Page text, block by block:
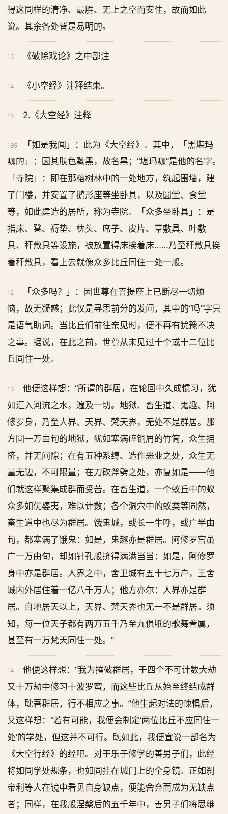
得这同样的清净、最胜、无上之空而安住，故而如此
说。其余各处皆是易明的。
13 《破除戏论》之中部注
14 《小空经》注释结束。
15 2.《大空经》注释
185
「如是我闻」：此为《大空经》。其中，「黑堪玛
咖的」：因其肤色黝黑，故名黑；“堪玛咖”是他的名字。
「寺院」：即在那榕树林中的一处地方，筑起围墙，建
了门楼，并安置了鹅形座等坐卧具，以及圆堂、食堂
等，如此建造的居所，称为寺院。「众多坐卧具」：是
指床、凳、褥垫、枕头、席子、皮片、草敷具、叶敷
具、秆敷具等设施，被放置得床挨着床……乃至秆敷具挨
着秆敷具，看上去就像众多比丘同住一处一般。
12
「众多吗？」：因世尊在菩提座上已断尽一切烦
恼，故无疑惑；此仅是寻思前分的发问，其中的“吗”字只
是语气助词。当比丘们前往亲见时，便不再有犹豫不决
之事。据说，在此之前，世尊从未见过十个或十二位比
丘同住一处。
13
他便这样想：“所谓的群居，在轮回中久成惯习，犹
如汇入河流之水，遍及一切。地狱、畜生道、鬼趣、阿
修罗身，乃至人界、天界、梵天界，无处不是群居。那
方圆一万由旬的地狱，犹如塞满碎铜屑的竹筒，众生拥
挤，并无间隙；在有五种系缚、造作恶业之处，众生无
量无边，不可限量；在刀砍斧劈之处，亦复如是——他
们就这样聚集成群而受苦。在畜生道，一个蚁丘中的蚁
众多如优婆夷，难以计数；各个洞穴中的蚁类等同然，
畜生道中也尽为群居。饿鬼城，或长一牛呼，或广半由
旬，都塞满了饿鬼：如是，鬼趣亦是群居。阿修罗宫虽
广一万由旬，却如针孔般挤得满满当当：如是，阿修罗
身中亦是群居。人界之中，舍卫城有五十七万户，王舍
城内外居住着一亿八千万人；他方亦尔：人界亦是群
居。自地居天以上，天界、梵天界也无一不是群居。须
知，每一位天子都有两万五千乃至九俱胝的歌舞眷属，
甚至有一万梵天同住一处。”
14
他便这样想：“我为摧破群居，于四个不可计数大劫
又十万劫中修习十波罗蜜，而这些比丘从始至终结成群
体，耽著群居，行不相应之事。”他生起对法的悚惧后，
又这样想：“若有可能，我便会制定‘两位比丘不应同住一
处’的学处，但这并不可行。既如此，我便宣说一部名为
《大空行经》的经吧。对于乐于修学的善男子们，此经
将如同学处规条，也如同挂在城门上的全身镜。正如刹
帝利等人在镜中看见自身缺点，便能舍弃而成为无缺点
者；同样，在我般涅槃后的五千年中，善男子们将思维